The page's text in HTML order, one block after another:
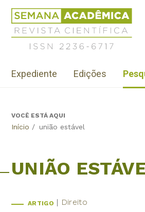
Jump
navigation
Revista
Científica
Semana
Acadêmica
2236-
Menu
institutional
Expediente Edições
BackVOCÊ ESTÁ AQUI
Início / união estável
UNIÃO
ARTIGO Direito